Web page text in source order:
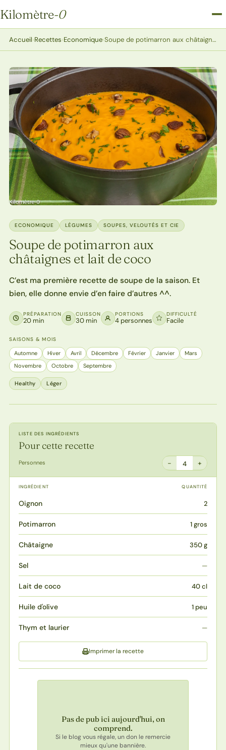
Kilomètre-0
Kilomètre-0
Accueil›Recettes›Economique› Soupe de potimarron aux châtaignes et lait de coco
ECONOMIQUE LÉGUMES SOUPES, VELOUTÉS ET CIE
Soupe de potimarron aux
châtaignes et lait de coco
C’est ma première recette de soupe de la saison. Et
bien, elle donne envie d’en faire d’autres ^^.
PRÉPARATION
20 min
CUISSON
30 min
PORTIONS
4 personnes
DIFFICULTÉ
Facile
SAISONS & MOIS
Automne Hiver Avril Décembre Février Janvier
Mars
Novembre
Octobre Septembre
Healthy Léger
LISTE DES INGRÉDIENTS
Pour cette recette
Personnes − 4 +
INGRÉDIENT QUANTITÉ
Oignon 2
Potimarron 1 gros
Châtaigne 350 g
Sel —
Lait de coco 40 cl
Huile d'olive 1 peu
Thym et laurier —
Imprimer la recette
Pas de pub ici aujourd'hui, on
comprend.
Si le blog vous régale, un don le remercie
mieux qu'une bannière.